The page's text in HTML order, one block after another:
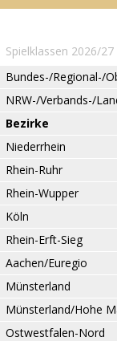
Spielklassen 2026/27
Bundes-/Regional-/
NRW-/Verbands-/
Bezirke
Niederrhein
Rhein-Ruhr
Rhein-Wupper
Köln
Rhein-Erft-Sieg
Aachen/Euregio
Münsterland
Münsterland/Hohe
Ostwestfalen-Nord